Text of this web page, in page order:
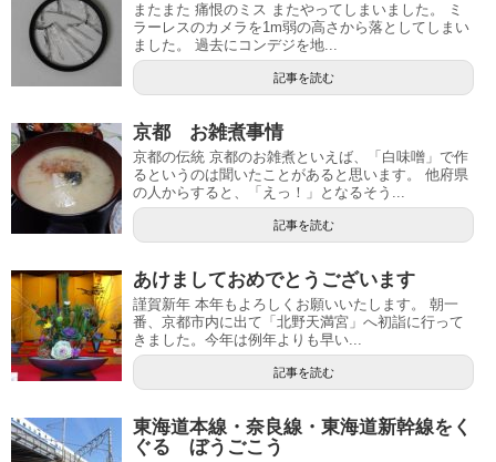
またまた 痛恨のミス またやってしまいました。 ミ
ラーレスのカメラを1m弱の高さから落としてしまい
ました。 過去にコンデジを地...
記事を読む
京都 お雑煮事情
京都の伝統 京都のお雑煮といえば、「白味噌」で作
るというのは聞いたことがあると思います。 他府県
の人からすると、「えっ！」となるそう...
記事を読む
あけましておめでとうございます
謹賀新年 本年もよろしくお願いいたします。 朝一
番、京都市内に出て「北野天満宮」へ初詣に行って
きました。今年は例年よりも早い...
記事を読む
東海道本線・奈良線・東海道新幹線をく
ぐる ぼうごこう